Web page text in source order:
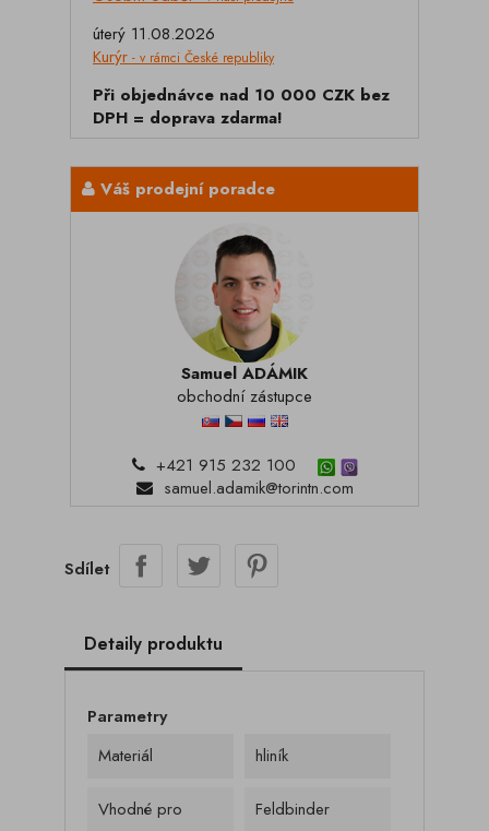
úterý 11.08.2026
Kurýr - v rámci České republiky
Při objednávce nad 10 000 CZK bez
DPH = doprava zdarma!
Váš prodejní poradce
Samuel ADÁMIK
obchodní zástupce
+421 915 232 100
samuel.adamik@torintn.com
Sdílet
Detaily produktu
Parametry
Materiál
hliník
Vhodné pro Feldbinder